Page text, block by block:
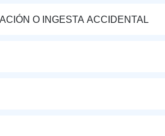
O INGESTA ACCIDENTAL